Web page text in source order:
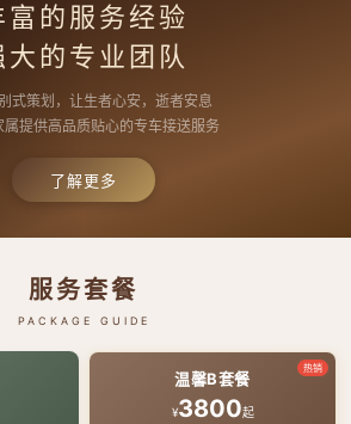
富的服务经验
大的专业团队
式策划，让生者心安，逝者安息
属提供高品质贴心的专车接送服务
了解更多
服务套餐
PACKAGE GUIDE
热销
温馨B套餐
¥3800起